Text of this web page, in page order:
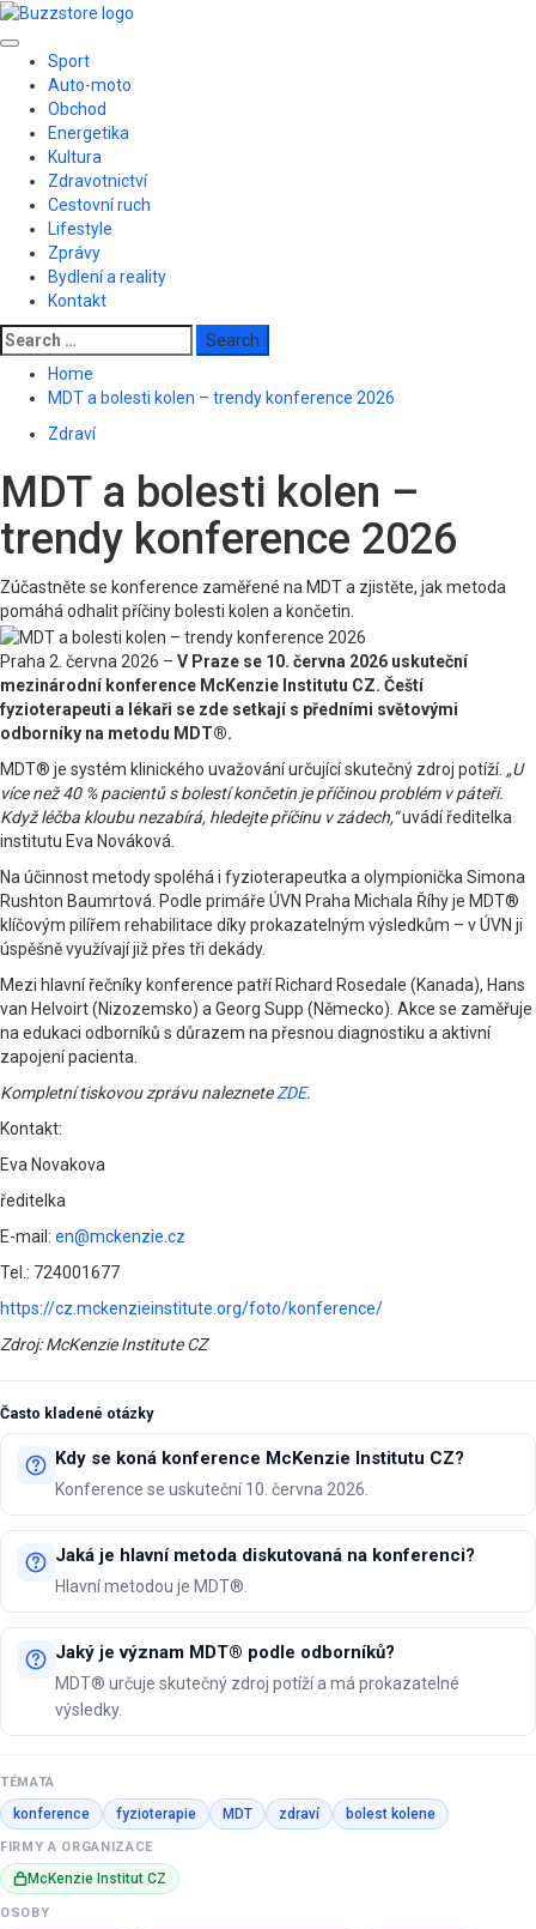
Skip
content
Primary
Menu
Sport
Auto-moto
Obchod
Energetika
Kultura
Zdravotnictví
Cestovní ruch
Lifestyle
Zprávy
Bydlení a reality
Kontakt
Search
for:
Home
MDT a bolesti kolen – trendy konference 2026
Zdraví
MDT a bolesti kolen –
trendy konference 2026
Zúčastněte se konference zaměřené na MDT a zjistěte, jak metoda
pomáhá odhalit příčiny bolesti kolen a končetin.
Praha 2. června 2026 – V Praze se 10. června 2026 uskuteční
mezinárodní konference McKenzie Institutu CZ. Čeští
fyzioterapeuti a lékaři se zde setkají s předními světovými
odborníky na metodu MDT®.
MDT® je systém klinického uvažování určující skutečný zdroj potíží. „U
více než 40 % pacientů s bolestí končetin je příčinou problém v páteři.
Když léčba kloubu nezabírá, hledejte příčinu v zádech,“uvádí ředitelka
institutu Eva Nováková.
Na účinnost metody spoléhá i fyzioterapeutka a olympionička Simona
Rushton Baumrtová. Podle primáře ÚVN Praha Michala Říhy je MDT®
klíčovým pilířem rehabilitace díky prokazatelným výsledkům – v ÚVN ji
úspěšně využívají již přes tři dekády.
Mezi hlavní řečníky konference patří Richard Rosedale (Kanada), Hans
van Helvoirt (Nizozemsko) a Georg Supp (Německo). Akce se zaměřuje
na edukaci odborníků s důrazem na přesnou diagnostiku a aktivní
zapojení pacienta.
Kompletní tiskovou zprávu nalezneteZDE.
Kontakt:
Eva Novakova
ředitelka
E-mail: en@mckenzie.cz
Tel.: 724001677
https://cz.mckenzieinstitute.org/foto/konference/
Zdroj: McKenzie Institute CZ
Často kladené otázky
Kdy se koná konference McKenzie Institutu CZ?
Konference se uskuteční 10. června 2026.
Jaká je hlavní metoda diskutovaná na konferenci?
Hlavní metodou je MDT®.
Jaký je význam MDT® podle odborníků?
MDT® určuje skutečný zdroj potíží a má prokazatelné
výsledky.
TÉMATA
konference fyzioterapie MDT zdraví bolest kolene
FIRMY A ORGANIZACE
McKenzie Institut CZ
OSOBY